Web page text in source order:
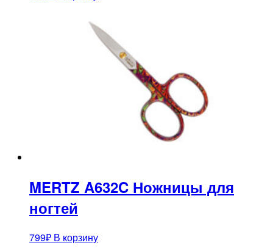
MERTZ A632C Ножницы для
ногтей
799₽ В корзину